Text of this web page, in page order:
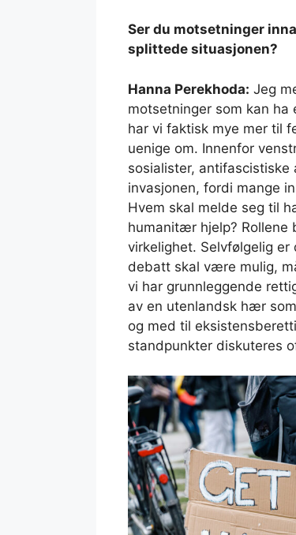
Ser du motsetninger
splittede situasjonen?
Hanna Perekhoda: Jeg
motsetninger som kan
har vi faktisk mye mer til
uenige om. Innenfor
sosialister,
invasjonen, fordi mange
Hvem skal melde seg til
humanitær hjelp? Rollene
virkelighet. Selvfølgelig
debatt skal være mulig,
vi har grunnleggende
av en utenlandsk hær
og med til
standpunkter diskuteres